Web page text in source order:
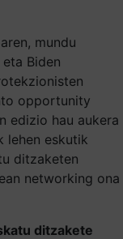
mundu
Biden
opportunity
edizio hau aukera
lehen eskutik
ditzaketen
networking ona
ditzakete